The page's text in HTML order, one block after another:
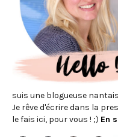
suis une blogueuse
Je rêve d'écrire dans la
le fais ici, pour vous ! ;) En